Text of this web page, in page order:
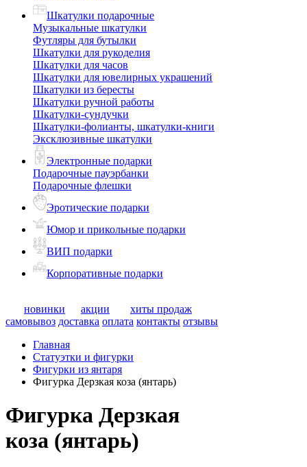
Шкатулки подарочные
Музыкальные шкатулки
Футляры для бутылки
Шкатулки для рукоделия
Шкатулки для часов
Шкатулки для ювелирных украшений
Шкатулки из бересты
Шкатулки ручной работы
Шкатулки-сундучки
Шкатулки-фолианты, шкатулки-книги
Эксклюзивные шкатулки
Электронные подарки
Подарочные пауэрбанки
Подарочные флешки
Эротические подарки
Юмор и прикольные подарки
ВИП подарки
Корпоративные подарки
новинки акции
хиты продаж
самовывоз доставка оплата контакты отзывы
Главная
Статуэтки и фигурки
Фигурки из янтаря
Фигурка Дерзкая коза (янтарь)
Фигурка Дерзкая
коза (янтарь)